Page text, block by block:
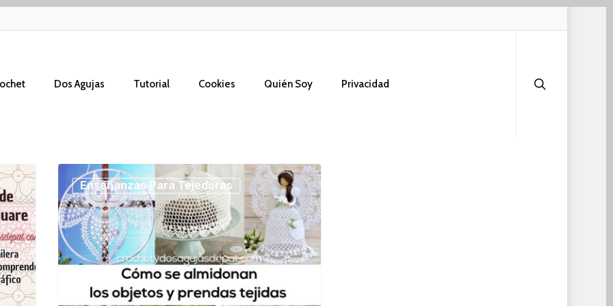
Dos Agujas Tutorial Cookies Quién Soy Privacidad
Cómo
almidonar
los
tejidos
a
crochet
Enseñanzas Para Tejedoras